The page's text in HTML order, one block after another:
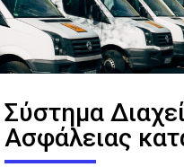
Σύστημα
Ασφάλειας